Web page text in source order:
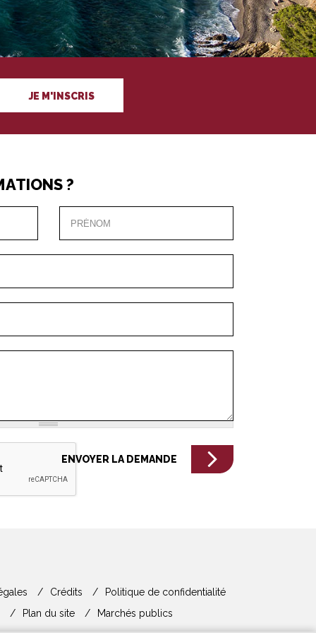
JE M'INSCRIS
?
Crédits
Politique de confidentialité
Plan du site
Marchés publics